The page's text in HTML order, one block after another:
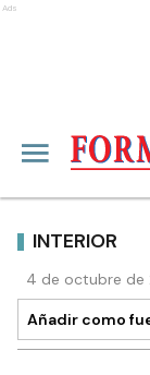
Ads
INTERIOR
4 de octubre de
Añadir como